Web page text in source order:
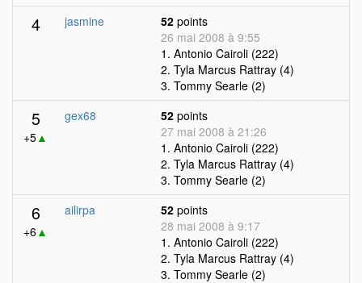
4 jasmine 52 points
26 mai 2008 à 9:55
1. Antonio Cairoli (222)
2. Tyla Marcus Rattray (4)
3. Tommy Searle (2)
5
+5▲
gex68 52 points
27 mai 2008 à 21:26
1. Antonio Cairoli (222)
2. Tyla Marcus Rattray (4)
3. Tommy Searle (2)
6
+6▲
ailirpa 52 points
28 mai 2008 à 9:17
1. Antonio Cairoli (222)
2. Tyla Marcus Rattray (4)
3. Tommy Searle (2)